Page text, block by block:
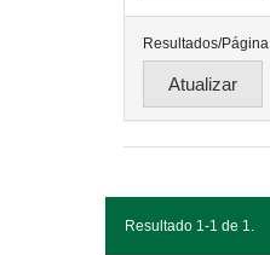
Resultados/Página
Resultado 1-1 de 1.